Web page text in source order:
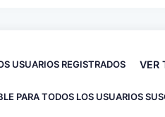
USUARIOS REGISTRADOS VER
PARA TODOS LOS USUARIOS